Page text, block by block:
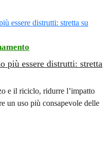
più essere distrutti: stretta
e il riciclo, ridurre l’impatto
un uso più consapevole delle